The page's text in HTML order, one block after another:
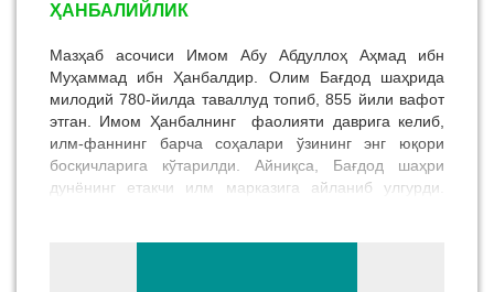
ҲАНБАЛИЙЛИК
Мазҳаб асочиси Имом Абу Абдуллоҳ Аҳмад ибн
Муҳаммад ибн Ҳанбалдир. Олим Бағдод шаҳрида
милодий 780-йилда таваллуд топиб, 855 йили вафот
этган. Имом Ҳанбалнинг фаолияти даврига келиб,
илм-фаннинг барча соҳалари ўзининг энг юқори
босқичларига кўтарилди. Айниқса, Бағдод шаҳри
дунёнинг етакчи илм марказига айланиб улгурди.